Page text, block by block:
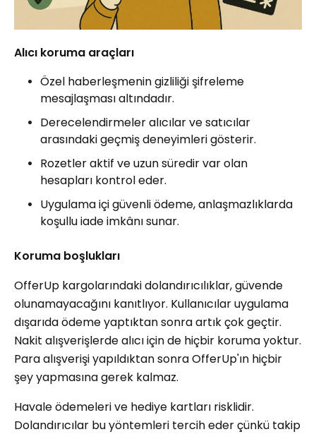
Alıcı koruma araçları
Özel haberleşmenin gizliliği şifreleme
mesajlaşması altındadır.
Derecelendirmeler alıcılar ve satıcılar
arasındaki geçmiş deneyimleri gösterir.
Rozetler aktif ve uzun süredir var olan
hesapları kontrol eder.
Uygulama içi güvenli ödeme, anlaşmazlıklarda
koşullu iade imkânı sunar.
Koruma boşlukları
OfferUp kargolarındaki dolandırıcılıklar, güvende
olunamayacağını kanıtlıyor. Kullanıcılar uygulama
dışarıda ödeme yaptıktan sonra artık çok geçtir.
Nakit alışverişlerde alıcı için de hiçbir koruma yoktur.
Para alışverişi yapıldıktan sonra OfferUp'ın hiçbir
şey yapmasına gerek kalmaz.
Havale ödemeleri ve hediye kartları risklidir.
Dolandırıcılar bu yöntemleri tercih eder çünkü takip